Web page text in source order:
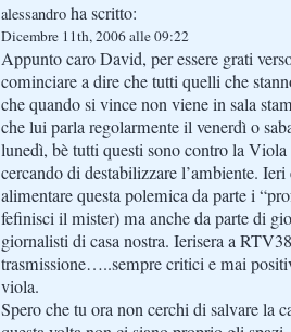
alessandro ha scritto:
Dicembre 11th, 2006 alle 09:22
Appunto caro David, per essere grati
cominciare a dire che tutti quelli che
che quando si vince non viene in sala
che lui parla regolarmente il venerdì o
lunedì, bè tutti questi sono contro la
cercando di destabilizzare l’ambiente.
alimentare questa polemica da parte i
fefinisci il mister) ma anche da parte di
giornalisti di casa nostra. Ierisera a
trasmissione…..sempre critici e mai
viola.
Spero che tu ora non cerchi di salvare la